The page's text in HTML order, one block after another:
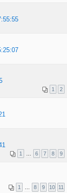
1 2
1 6 7 8 9
1 8 9 10 11